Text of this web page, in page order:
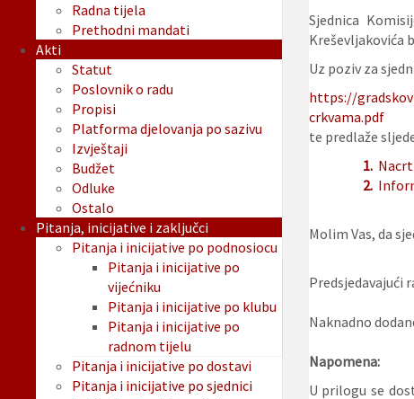
Sjednica
Kreševljakovića
Uz poziv za
https://
crkvama.pdf
te predlaže
1. Nacrt
2.
Molim Vas, da
Predsjedavajući
Naknadno
Napomena:
U prilogu se
Radna tijela
Prethodni mandati
Akti
Statut
Poslovnik o radu
Propisi
Platforma djelovanja po sazivu
Izvještaji
Budžet
Odluke
Ostalo
Pitanja, inicijative i zaključci
Pitanja i inicijative po podnosiocu
Pitanja i inicijative po
vijećniku
Pitanja i inicijative po klubu
Pitanja i inicijative po
radnom tijelu
Pitanja i inicijative po dostavi
Pitanja i inicijative po sjednici